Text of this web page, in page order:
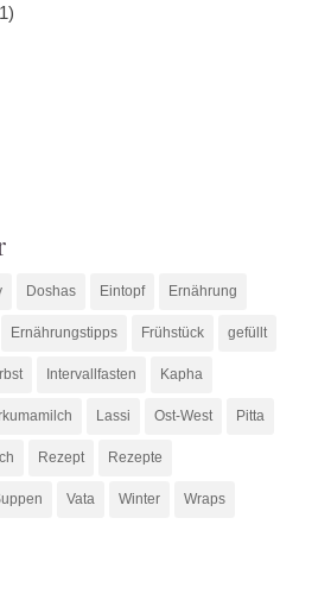
Doshas Eintopf Ernährung
Ernährungstipps Frühstück gefüllt
Intervallfasten Kapha
Lassi Ost-West Pitta
Rezept Rezepte
Vata Winter Wraps